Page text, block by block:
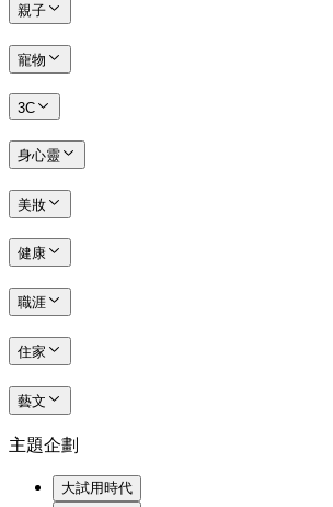
親子
寵物
3C
身心靈
美妝
健康
職涯
住家
藝文
主題企劃
大試用時代